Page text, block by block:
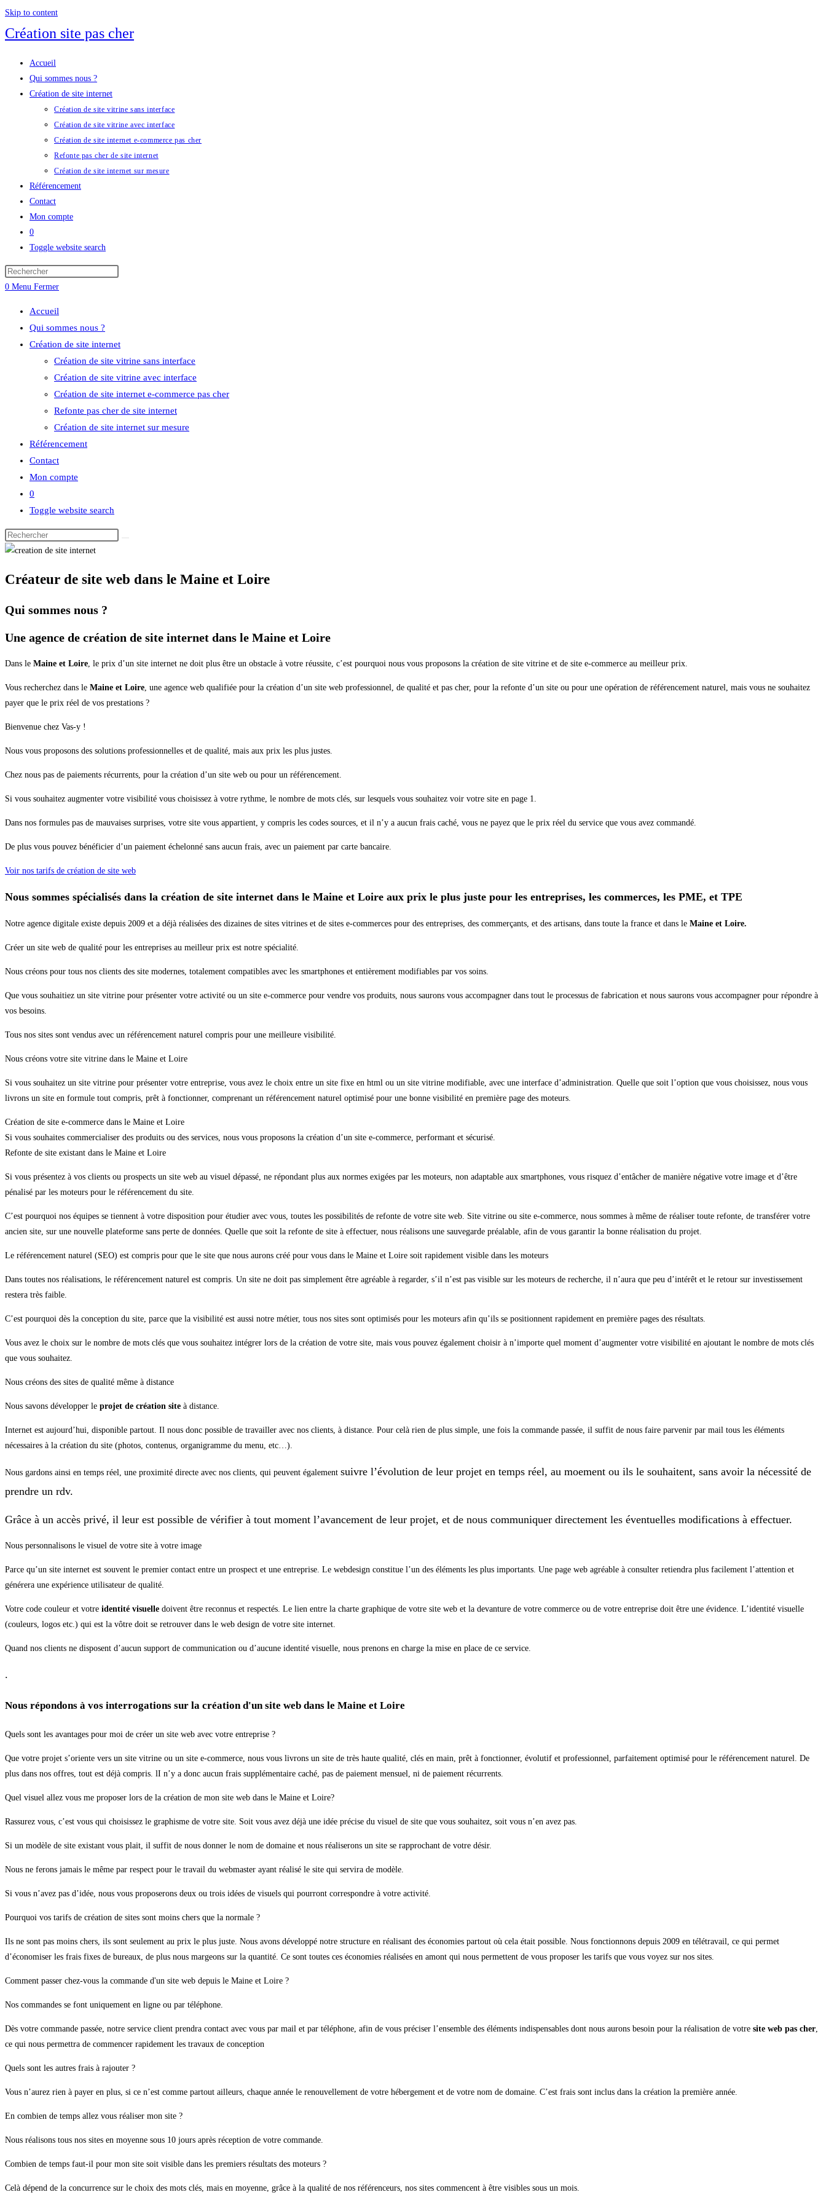
Skip to content
Création site pas cher
Accueil
Qui sommes nous ?
Création de site internet
Création de site vitrine sans interface
Création de site vitrine avec interface
Création de site internet e-commerce pas cher
Refonte pas cher de site internet
Création de site internet sur mesure
Référencement
Contact
Mon compte
0
Toggle website search
0 Menu Fermer
Accueil
Qui sommes nous ?
Création de site internet
Création de site vitrine sans interface
Création de site vitrine avec interface
Création de site internet e-commerce pas cher
Refonte pas cher de site internet
Création de site internet sur mesure
Référencement
Contact
Mon compte
0
Toggle website search
Créateur de site web dans le Maine et Loire
Qui sommes nous ?
Une agence de création de site internet dans le Maine et Loire
Dans le Maine et Loire, le prix d’un site internet ne doit plus être un obstacle à votre réussite, c’est pourquoi nous vous proposons la création de site vitrine et de site e-commerce au meilleur prix.
Vous recherchez dans le Maine et Loire, une agence web qualifiée pour la création d’un site web professionnel, de qualité et pas cher, pour la refonte d’un site ou pour une opération de référencement naturel, mais vous ne souhaitez
payer que le prix réel de vos prestations ?
Bienvenue chez Vas-y !
Nous vous proposons des solutions professionnelles et de qualité, mais aux prix les plus justes.
Chez nous pas de paiements récurrents, pour la création d’un site web ou pour un référencement.
Si vous souhaitez augmenter votre visibilité vous choisissez à votre rythme, le nombre de mots clés, sur lesquels vous souhaitez voir votre site en page 1.
Dans nos formules pas de mauvaises surprises, votre site vous appartient, y compris les codes sources, et il n’y a aucun frais caché, vous ne payez que le prix réel du service que vous avez commandé.
De plus vous pouvez bénéficier d’un paiement échelonné sans aucun frais, avec un paiement par carte bancaire.
Voir nos tarifs de création de site web
Nous sommes spécialisés dans la création de site internet dans le Maine et Loire aux prix le plus juste pour les entreprises, les commerces, les PME, et TPE
Notre agence digitale existe depuis 2009 et a déjà réalisées des dizaines de sites vitrines et de sites e-commerces pour des entreprises, des commerçants, et des artisans, dans toute la france et dans le Maine et Loire.
Créer un site web de qualité pour les entreprises au meilleur prix est notre spécialité.
Nous créons pour tous nos clients des site modernes, totalement compatibles avec les smartphones et entièrement modifiables par vos soins.
Que vous souhaitiez un site vitrine pour présenter votre activité ou un site e-commerce pour vendre vos produits, nous saurons vous accompagner dans tout le processus de fabrication et nous saurons vous accompagner pour répondre à
vos besoins.
Tous nos sites sont vendus avec un référencement naturel compris pour une meilleure visibilité.
Nous créons votre site vitrine dans le Maine et Loire
Si vous souhaitez un site vitrine pour présenter votre entreprise, vous avez le choix entre un site fixe en html ou un site vitrine modifiable, avec une interface d’administration. Quelle que soit l’option que vous choisissez, nous vous
livrons un site en formule tout compris, prêt à fonctionner, comprenant un référencement naturel optimisé pour une bonne visibilité en première page des moteurs.
Création de site e-commerce dans le Maine et Loire
Si vous souhaites commercialiser des produits ou des services, nous vous proposons la création d’un site e-commerce, performant et sécurisé.
Refonte de site existant dans le Maine et Loire
Si vous présentez à vos clients ou prospects un site web au visuel dépassé, ne répondant plus aux normes exigées par les moteurs, non adaptable aux smartphones, vous risquez d’entâcher de manière négative votre image et d’être
pénalisé par les moteurs pour le référencement du site.
C’est pourquoi nos équipes se tiennent à votre disposition pour étudier avec vous, toutes les possibilités de refonte de votre site web. Site vitrine ou site e-commerce, nous sommes à même de réaliser toute refonte, de transférer votre
ancien site, sur une nouvelle plateforme sans perte de données. Quelle que soit la refonte de site à effectuer, nous réalisons une sauvegarde préalable, afin de vous garantir la bonne réalisation du projet.
Le référencement naturel (SEO) est compris pour que le site que nous aurons créé pour vous dans le Maine et Loire soit rapidement visible dans les moteurs
Dans toutes nos réalisations, le référencement naturel est compris. Un site ne doit pas simplement être agréable à regarder, s’il n’est pas visible sur les moteurs de recherche, il n’aura que peu d’intérêt et le retour sur investissement
restera très faible.
C’est pourquoi dès la conception du site, parce que la visibilité est aussi notre métier, tous nos sites sont optimisés pour les moteurs afin qu’ils se positionnent rapidement en première pages des résultats.
Vous avez le choix sur le nombre de mots clés que vous souhaitez intégrer lors de la création de votre site, mais vous pouvez également choisir à n’importe quel moment d’augmenter votre visibilité en ajoutant le nombre de mots clés
que vous souhaitez.
Nous créons des sites de qualité même à distance
Nous savons développer le projet de création site à distance.
Internet est aujourd’hui, disponible partout. Il nous donc possible de travailler avec nos clients, à distance. Pour celà rien de plus simple, une fois la commande passée, il suffit de nous faire parvenir par mail tous les éléments
nécessaires à la création du site (photos, contenus, organigramme du menu, etc…).
Nous gardons ainsi en temps réel, une proximité directe avec nos clients, qui peuvent également suivre l’évolution de leur projet en temps réel, au moement ou ils le souhaitent, sans avoir la nécessité de
prendre un rdv.
Grâce à un accès privé, il leur est possible de vérifier à tout moment l’avancement de leur projet, et de nous communiquer directement les éventuelles modifications à effectuer.
Nous personnalisons le visuel de votre site à votre image
Parce qu’un site internet est souvent le premier contact entre un prospect et une entreprise. Le webdesign constitue l’un des éléments les plus importants. Une page web agréable à consulter retiendra plus facilement l’attention et
générera une expérience utilisateur de qualité.
Votre code couleur et votre identité visuelle doivent être reconnus et respectés. Le lien entre la charte graphique de votre site web et la devanture de votre commerce ou de votre entreprise doit être une évidence. L’identité visuelle
(couleurs, logos etc.) qui est la vôtre doit se retrouver dans le web design de votre site internet.
Quand nos clients ne disposent d’aucun support de communication ou d’aucune identité visuelle, nous prenons en charge la mise en place de ce service.
.
Nous répondons à vos interrogations sur la création d'un site web dans le Maine et Loire
Quels sont les avantages pour moi de créer un site web avec votre entreprise ?
Que votre projet s’oriente vers un site vitrine ou un site e-commerce, nous vous livrons un site de très haute qualité, clés en main, prêt à fonctionner, évolutif et professionnel, parfaitement optimisé pour le référencement naturel. De
plus dans nos offres, tout est déjà compris. lI n’y a donc aucun frais supplémentaire caché, pas de paiement mensuel, ni de paiement récurrents.
Quel visuel allez vous me proposer lors de la création de mon site web dans le Maine et Loire?
Rassurez vous, c’est vous qui choisissez le graphisme de votre site. Soit vous avez déjà une idée précise du visuel de site que vous souhaitez, soit vous n’en avez pas.
Si un modèle de site existant vous plait, il suffit de nous donner le nom de domaine et nous réaliserons un site se rapprochant de votre désir.
Nous ne ferons jamais le même par respect pour le travail du webmaster ayant réalisé le site qui servira de modèle.
Si vous n’avez pas d’idée, nous vous proposerons deux ou trois idées de visuels qui pourront correspondre à votre activité.
Pourquoi vos tarifs de création de sites sont moins chers que la normale ?
Ils ne sont pas moins chers, ils sont seulement au prix le plus juste. Nous avons développé notre structure en réalisant des économies partout où cela était possible. Nous fonctionnons depuis 2009 en télétravail, ce qui permet
d’économiser les frais fixes de bureaux, de plus nous margeons sur la quantité. Ce sont toutes ces économies réalisées en amont qui nous permettent de vous proposer les tarifs que vous voyez sur nos sites.
Comment passer chez-vous la commande d'un site web depuis le Maine et Loire ?
Nos commandes se font uniquement en ligne ou par téléphone.
Dès votre commande passée, notre service client prendra contact avec vous par mail et par téléphone, afin de vous préciser l’ensemble des éléments indispensables dont nous aurons besoin pour la réalisation de votre site web pas cher
ce qui nous permettra de commencer rapidement les travaux de conception
Quels sont les autres frais à rajouter ?
Vous n’aurez rien à payer en plus, si ce n’est comme partout ailleurs, chaque année le renouvellement de votre hébergement et de votre nom de domaine. C’est frais sont inclus dans la création la première année.
En combien de temps allez vous réaliser mon site ?
Nous réalisons tous nos sites en moyenne sous 10 jours après réception de votre commande.
Combien de temps faut-il pour mon site soit visible dans les premiers résultats des moteurs ?
Celà dépend de la concurrence sur le choix des mots clés, mais en moyenne, grâce à la qualité de nos référenceurs, nos sites commencent à être visibles sous un mois.